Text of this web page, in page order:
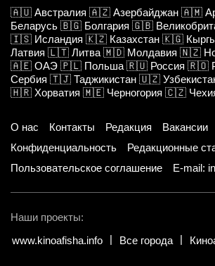
🇦🇺 Австралия 🇦🇿 Азербайджан 🇦🇲
Беларусь 🇧🇬 Болгария 🇬🇧
🇮🇸 Исландия 🇰🇿 Казахстан 🇰🇬
Латвия 🇱🇹 Литва 🇲🇩 Молдавия 🇳🇿
🇦🇪 ОАЭ 🇵🇱 Польша 🇷🇺 Россия 🇷🇴
Сербия 🇹🇯 Таджикистан 🇺🇿
🇭🇷 Хорватия 🇲🇪 Черногория 🇨🇿
О нас Контакты Редакция
Вакансии
Конфиденциальность
Редакционные
Пользовательское соглашение
E-mail:
Наши проекты:
www.kinoafisha.info
Все города